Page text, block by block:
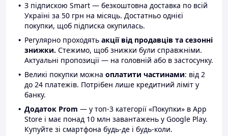
З підпискою Smart — безкоштовна доставка по всій
Україні за 50 грн на місяць. Достатньо однієї
покупки, щоб підписка окупилась.
Регулярно проходять акції від продавців та сезонні
знижки. Стежимо, щоб знижки були справжніми.
Актуальні пропозиції — на головній або в застосунку.
Великі покупки можна оплатити частинами: від 2
до 24 платежів. Потрібен лише кредитний ліміт у
банку.
Додаток Prom — у топ-3 категорії «Покупки» в App
Store і має понад 10 млн завантажень у Google Play.
Купуйте зі смартфона будь-де і будь-коли.